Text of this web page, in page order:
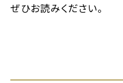
ぜひお読みください。